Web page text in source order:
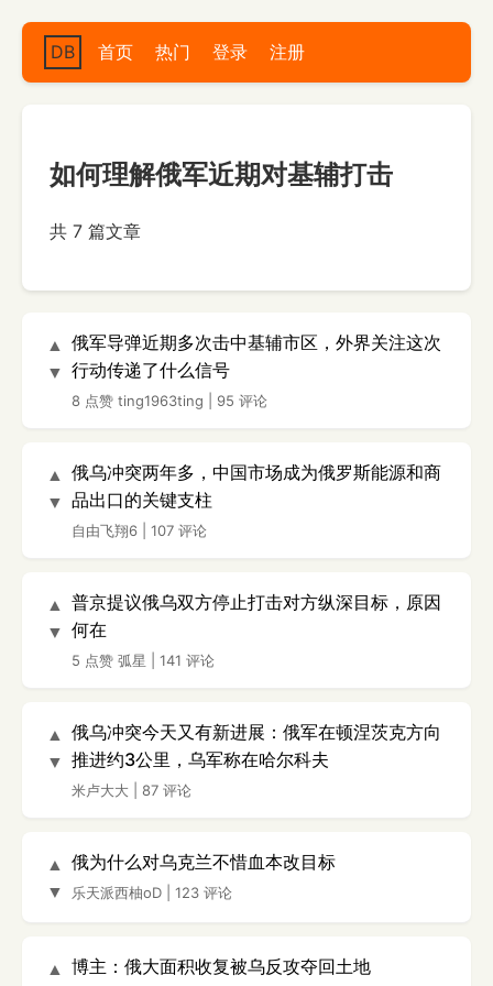
DB 首页 热门 登录 注册
如何理解俄军近期对基辅打击
共 7 篇文章
▲
▼
俄军导弹近期多次击中基辅市区，外界关注这次
行动传递了什么信号
8 点赞 ting1963ting 95 评论
▲
▼
俄乌冲突两年多，中国市场成为俄罗斯能源和商
品出口的关键支柱
自由飞翔6 107 评论
▲
▼
普京提议俄乌双方停止打击对方纵深目标，原因
何在
5 点赞 弧星 141 评论
▲
▼
俄乌冲突今天又有新进展：俄军在顿涅茨克方向
推进约3公里，乌军称在哈尔科夫
米卢大大 87 评论
▲
▼
俄为什么对乌克兰不惜血本改目标
乐天派西柚oD 123 评论
▲ 博主：俄大面积收复被乌反攻夺回土地